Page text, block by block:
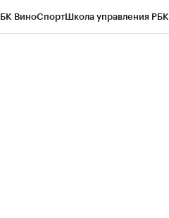
ВиноСпортШкола управления РБК